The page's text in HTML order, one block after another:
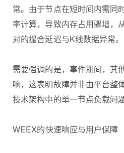
常。由于节点在短时间内需同
率计算，导致内存占用骤增，
对的撮合延迟与K线数据异常。
需要强调的是，事件期间，其
响，这表明故障并非由平台整
技术架构中的单一节点负载问题
WEEX的快速响应与用户保障